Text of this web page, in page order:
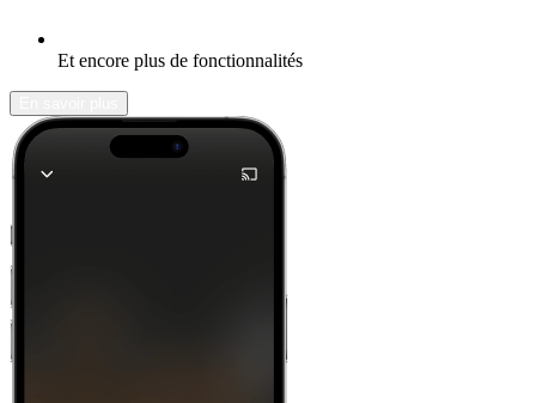
Et encore plus de fonctionnalités